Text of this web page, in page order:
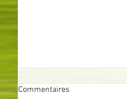
Commentaires